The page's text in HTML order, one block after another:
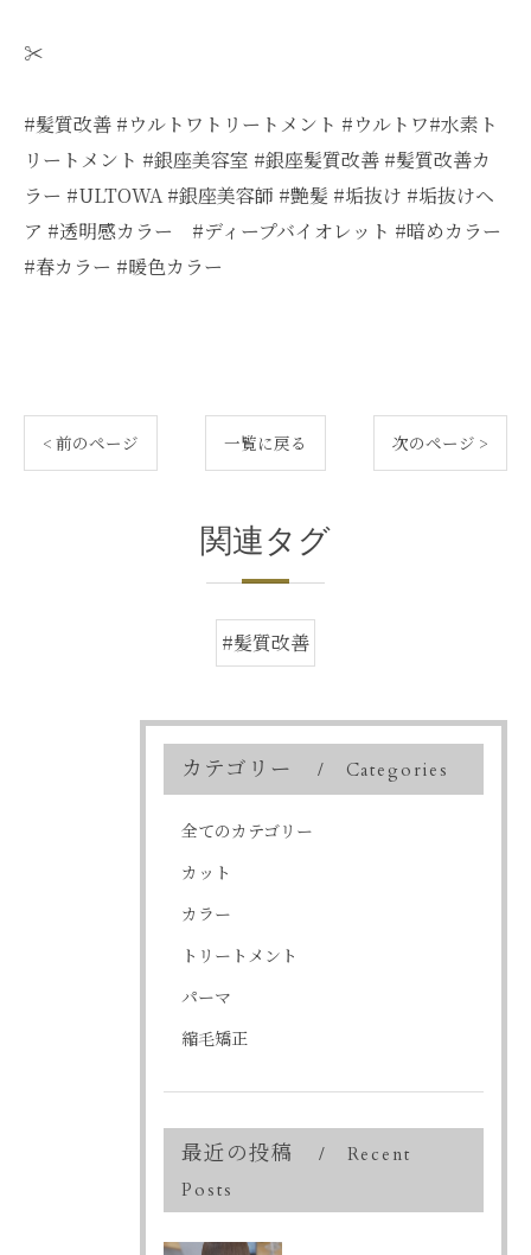
✂︎
#髪質改善 #ウルトワトリートメント #ウルトワ#水素ト
リートメント #銀座美容室 #銀座髪質改善 #髪質改善カ
ラー #ULTOWA #銀座美容師 #艶髪 #垢抜け #垢抜けヘ
ア #透明感カラー #ディープバイオレット #暗めカラー
#春カラー #暖色カラー
< 前のページ 一覧に戻る 次のページ >
関連タグ
#髪質改善
カテゴリー Categories
全てのカテゴリー
カット
カラー
トリートメント
パーマ
縮毛矯正
最近の投稿
Recent
Posts